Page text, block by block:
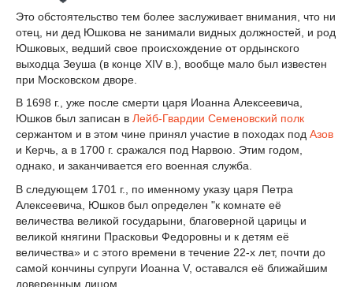
Это обстоятельство тем более заслуживает внимания, что ни
отец, ни дед Юшкова не занимали видных должностей, и род
Юшковых, ведший свое происхождение от ордынского
выходца Зеуша (в конце XIV в.), вообще мало был известен
при Московском дворе.
В 1698 г., уже после смерти царя Иоанна Алексеевича,
Юшков был записан в Лейб-Гвардии Семеновский полк
сержантом и в этом чине принял участие в походах под Азов
и Керчь, а в 1700 г. сражался под Нарвою. Этим годом,
однако, и заканчивается его военная служба.
В следующем 1701 г., по именному указу царя Петра
Алексеевича, Юшков был определен "к комнате её
величества великой государыни, благоверной царицы и
великой княгини Прасковьи Федоровны и к детям её
величества» и с этого времени в течение 22-х лет, почти до
самой кончины супруги Иоанна V, оставался её ближайшим
доверенным лицом.